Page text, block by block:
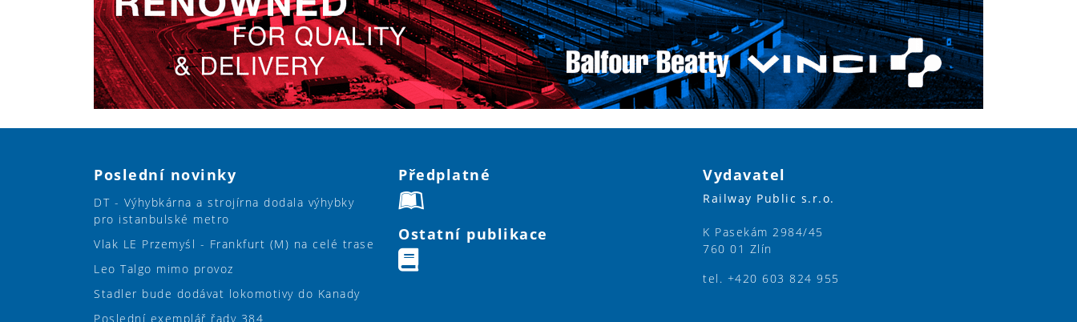
Poslední novinky
DT - Výhybkárna a strojírna dodala výhybky
pro istanbulské metro
Vlak LE Przemyśl - Frankfurt (M) na celé trase
Leo Talgo mimo provoz
Stadler bude dodávat lokomotivy do Kanady
Poslední exemplář řady 384
Předplatné
Ostatní publikace
Vydavatel
Railway Public s.r.o.
K Pasekám 2984/45
760 01 Zlín
tel. +420 603 824 955